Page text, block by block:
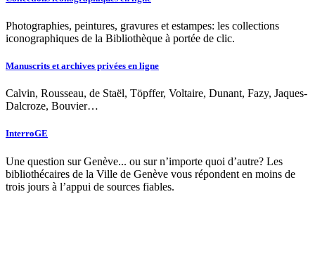
Photographies, peintures, gravures et estampes: les collections
iconographiques de la Bibliothèque à portée de clic.
Manuscrits et archives privées en ligne
Calvin, Rousseau, de Staël, Töpffer, Voltaire, Dunant, Fazy, Jaques-
Dalcroze, Bouvier…
InterroGE
Une question sur Genève... ou sur n’importe quoi d’autre? Les
bibliothécaires de la Ville de Genève vous répondent en moins de
trois jours à l’appui de sources fiables.